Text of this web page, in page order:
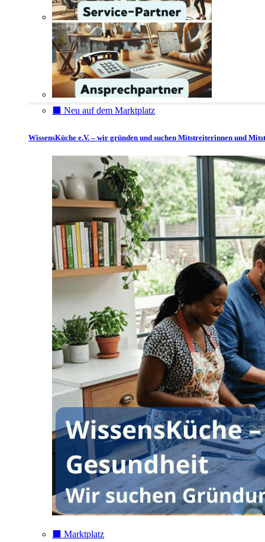
⬛️ Neu auf dem Marktplatz
WissensKüche e.V. – wir gründen und suchen Mitstreiterinnen und
⬛️ Marktplatz